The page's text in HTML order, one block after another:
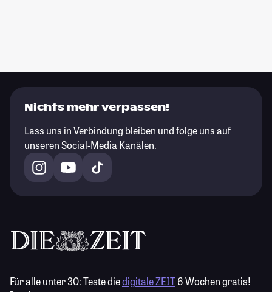
Nichts mehr verpassen!
Lass uns in Verbindung bleiben und folge uns auf
unseren Social-Media Kanälen.
Für alle unter 30:Teste diedigitale ZEIT6 Wochen gratis!